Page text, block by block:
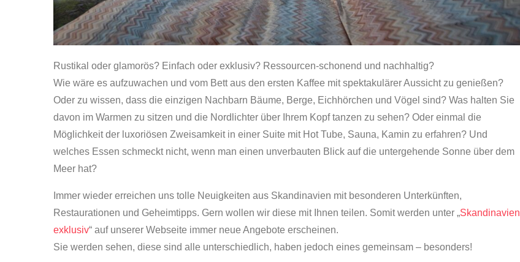
Rustikal oder glamorös? Einfach oder exklusiv? Ressourcen-schonend und nachhaltig?
Wie wäre es aufzuwachen und vom Bett aus den ersten Kaffee mit spektakulärer Aussicht zu genießen?
Oder zu wissen, dass die einzigen Nachbarn Bäume, Berge, Eichhörchen und Vögel sind? Was halten Sie
davon im Warmen zu sitzen und die Nordlichter über Ihrem Kopf tanzen zu sehen? Oder einmal die
Möglichkeit der luxoriösen Zweisamkeit in einer Suite mit Hot Tube, Sauna, Kamin zu erfahren? Und
welches Essen schmeckt nicht, wenn man einen unverbauten Blick auf die untergehende Sonne über dem
Meer hat?
Immer wieder erreichen uns tolle Neuigkeiten aus Skandinavien mit besonderen Unterkünften,
Restaurationen und Geheimtipps. Gern wollen wir diese mit Ihnen teilen. Somit werden unter „Skandinavien
exklusiv“ auf unserer Webseite immer neue Angebote erscheinen.
Sie werden sehen, diese sind alle unterschiedlich, haben jedoch eines gemeinsam – besonders!